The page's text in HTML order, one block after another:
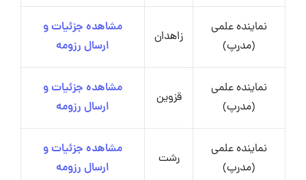
نماینده علمی
(مدرپ)
زاهدان
مشاهده جزئیات و
ارسال رزومه
نماینده علمی
(مدرپ)
قزوین
مشاهده جزئیات و
ارسال رزومه
نماینده علمی
(مدرپ)
رشت
مشاهده جزئیات و
ارسال رزومه